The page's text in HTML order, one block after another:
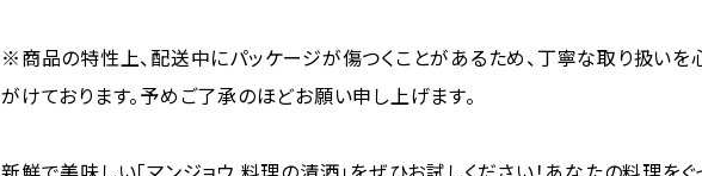
※商品の特性上、配送中にパッケージが傷つくことがあるため、丁寧な取り扱いを
がけております。予めご了承のほどお願い申し上げます。